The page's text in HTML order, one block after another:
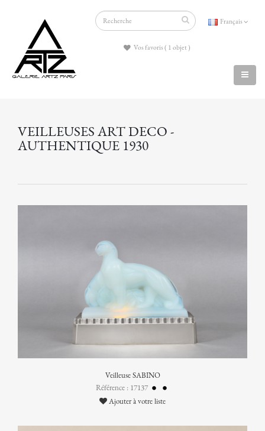
Français
Vos favoris ( 1 objet )
VEILLEUSES ART DECO -
AUTHENTIQUE 1930
Veilleuse SABINO
Référence : 17137
Ajouter à votre liste